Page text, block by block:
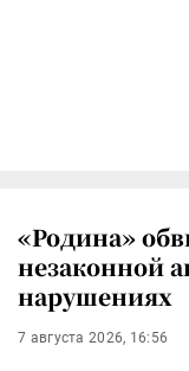
«Родина»
незаконной
нарушениях
7 августа 2026, 16:56